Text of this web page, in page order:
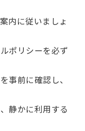
内に従いましょ
ポリシーを必ず
事前に確認し、
静かに利用する